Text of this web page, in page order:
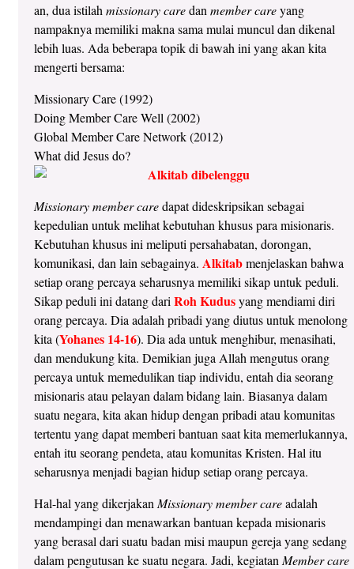
an, dua istilahmissionary caredanmember careyang
nampaknya memiliki makna sama mulai muncul dan dikenal
lebih luas. Ada beberapa topik di bawah ini yang akan kita
mengerti bersama:
Missionary Care (1992)
Doing Member Care Well (2002)
Global Member Care Network (2012)
What did Jesus do?
Missionary member caredapat dideskripsikan sebagai
kepedulian untuk melihat kebutuhan khusus para misionaris.
Kebutuhan khusus ini meliputi persahabatan, dorongan,
komunikasi, dan lain sebagainya. Alkitabmenjelaskan bahwa
setiap orang percaya seharusnya memiliki sikap untuk peduli.
Sikap peduli ini datang dariRoh Kudusyang mendiami diri
orang percaya. Dia adalah pribadi yang diutus untuk menolong
kita (Yohanes 14-16). Dia ada untuk menghibur, menasihati,
dan mendukung kita. Demikian juga Allah mengutus orang
percaya untuk memedulikan tiap individu, entah dia seorang
misionaris atau pelayan dalam bidang lain. Biasanya dalam
suatu negara, kita akan hidup dengan pribadi atau komunitas
tertentu yang dapat memberi bantuan saat kita memerlukannya,
entah itu seorang pendeta, atau komunitas Kristen. Hal itu
seharusnya menjadi bagian hidup setiap orang percaya.
Hal-hal yang dikerjakan Missionary member careadalah
mendampingi dan menawarkan bantuan kepada misionaris
yang berasal dari suatu badan misi maupun gereja yang sedang
dalam pengutusan ke suatu negara. Jadi, kegiatan Member care